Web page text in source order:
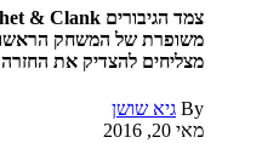
מצליחים להצדיק את
By גיא שושן
מאי 20, 2016